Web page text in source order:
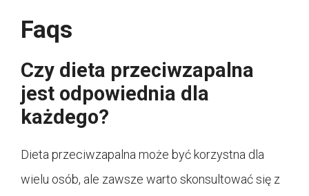
Faqs
Czy dieta przeciwzapalna
jest odpowiednia dla
każdego?
Dieta przeciwzapalna może być korzystna dla
wielu osób, ale zawsze warto skonsultować się z